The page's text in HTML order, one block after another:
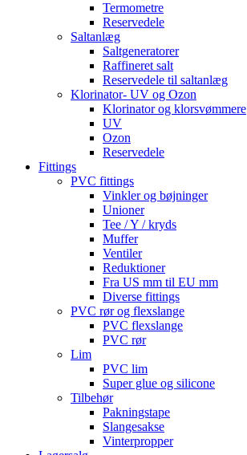
Termometre
Reservedele
Saltanlæg
Saltgeneratorer
Raffineret salt
Reservedele til saltanlæg
Klorinator- UV og Ozon
Klorinator og klorsvømmere
UV
Ozon
Reservedele
Fittings
PVC fittings
Vinkler og bøjninger
Unioner
Tee / Y / kryds
Muffer
Ventiler
Reduktioner
Fra US mm til EU mm
Diverse fittings
PVC rør og flexslange
PVC flexslange
PVC rør
Lim
PVC lim
Super glue og silicone
Tilbehør
Pakningstape
Slangesakse
Vinterpropper